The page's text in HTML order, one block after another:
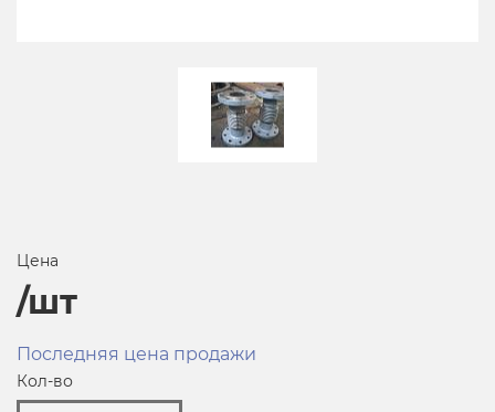
Цена
/шт
Последняя цена продажи
Кол-во